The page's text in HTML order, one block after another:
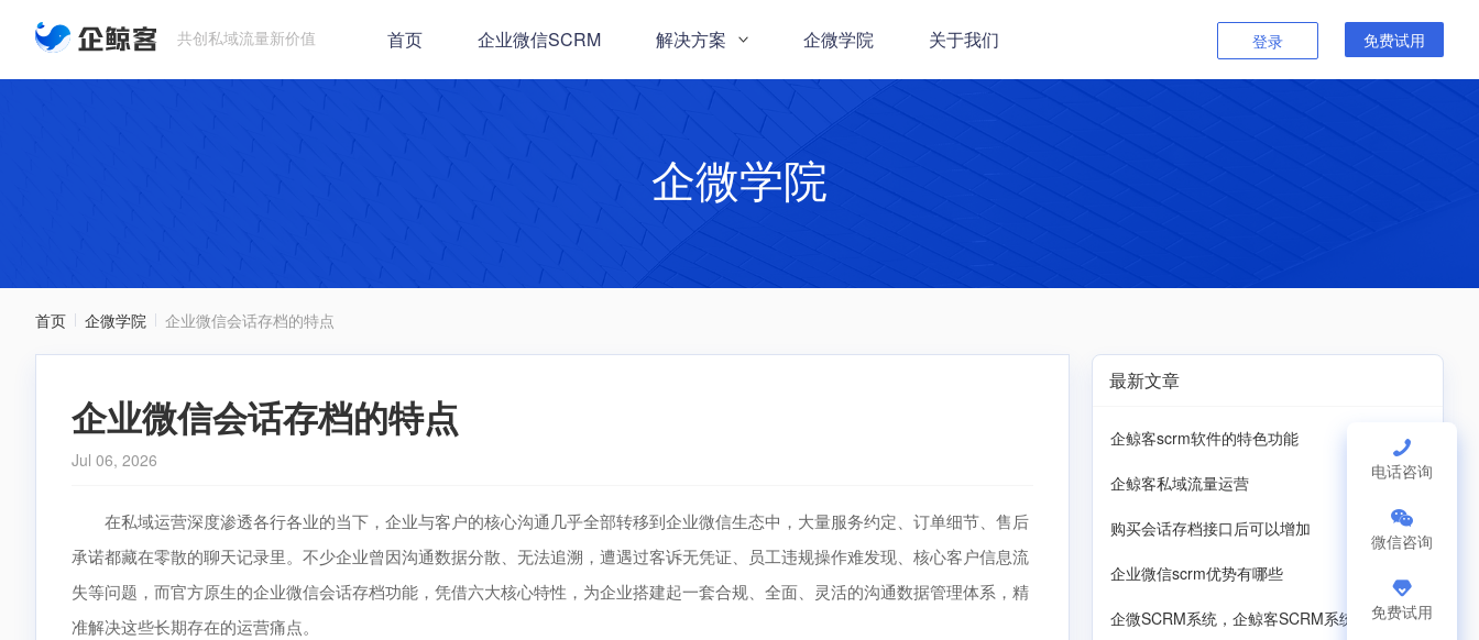
共创私域流量新价值 首页 企业微信SCRM 解决方案 企微学院 关于我们 登录 免费试用
企微学院
首页 企微学院 企业微信会话存档的特点
企业微信会话存档的特点
Jul 06, 2026
在私域运营深度渗透各行各业的当下，企业与客户的核心沟通几乎全部转移到企业微信生态中，大量服务约定、订单细节、售后
承诺都藏在零散的聊天记录里。不少企业曾因沟通数据分散、无法追溯，遭遇过客诉无凭证、员工违规操作难发现、核心客户信息流
失等问题，而官方原生的企业微信会话存档功能，凭借六大核心特性，为企业搭建起一套合规、全面、灵活的沟通数据管理体系，精
准解决这些长期存在的运营痛点。
最新文章
企鲸客scrm软件的特色功能
企鲸客私域流量运营
购买会话存档接口后可以增加
企业微信scrm优势有哪些
企微SCRM系统，企鲸客SCRM系统
电话咨询
微信咨询
免费试用